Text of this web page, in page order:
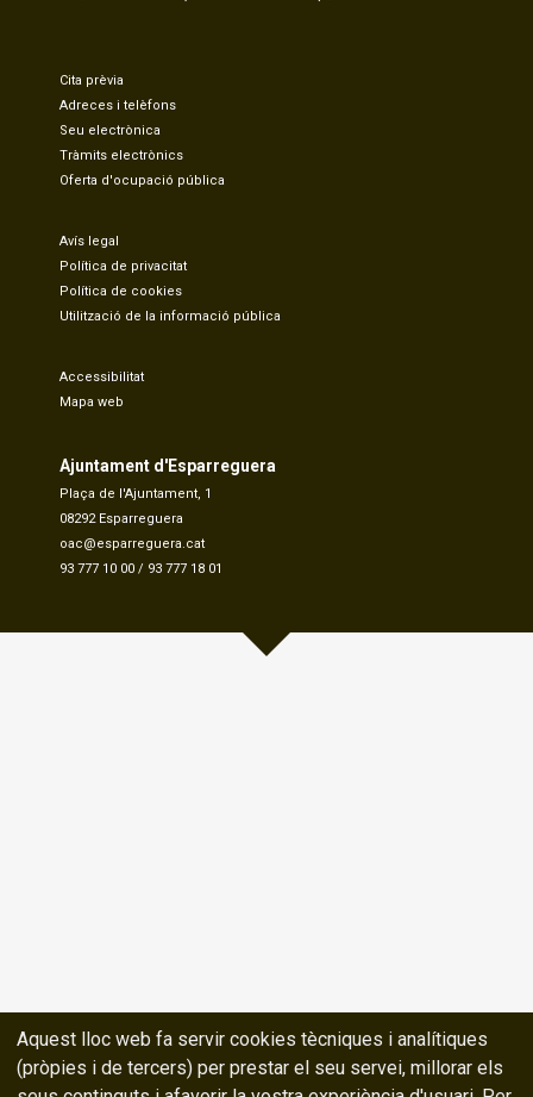
Cita prèvia
Adreces i telèfons
Seu electrònica
Tràmits electrònics
Oferta d'ocupació pública
Avís legal
Política de privacitat
Política de cookies
Utilització de la informació pública
Accessibilitat
Mapa web
Ajuntament d'Esparreguera
Plaça de l'Ajuntament, 1
08292 Esparreguera
oac@esparreguera.cat
93 777 10 00 / 93 777 18 01
Aquest lloc web fa servir cookies tècniques i analítiques
(pròpies i de tercers) per prestar el seu servei, millorar els